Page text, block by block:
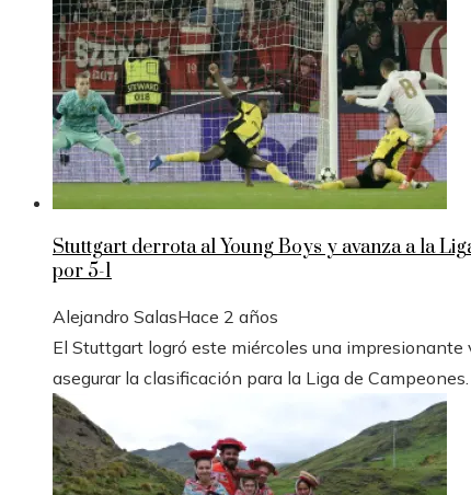
Stuttgart derrota al Young Boys y avanza a la
por 5-1
Alejandro SalasHace 2 años
El Stuttgart logró este miércoles una
asegurar la clasificación para la Liga de